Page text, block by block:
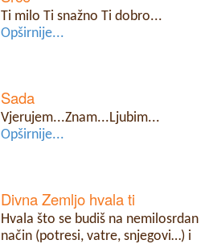
Ti milo Ti snažno Ti dobro...
Opširnije...
Sada
Vjerujem...Znam...Ljubim...
Opširnije...
Divna Zemljo hvala ti
Hvala što se budiš na nemilosrdan
način (potresi, vatre, snjegovi…) i